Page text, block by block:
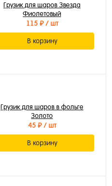
Грузик для шаров Звезда
Фиолетовый
115 ₽/ шт
В корзину
Грузик для шаров в фольге
Золото
45 ₽/ шт
В корзину